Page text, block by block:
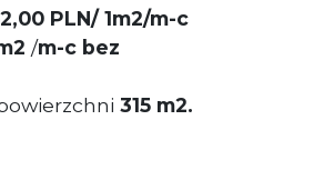
PLN/ 1m2/m-c
/m-c bez
315 m2.